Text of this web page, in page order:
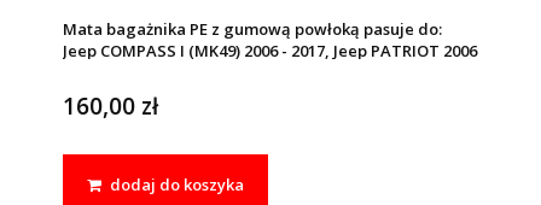
Mata bagażnika PE z gumową powłoką pasuje do:
Jeep COMPASS I (MK49) 2006 - 2017, Jeep PATRIOT 2006
160,00 zł
dodaj do koszyka